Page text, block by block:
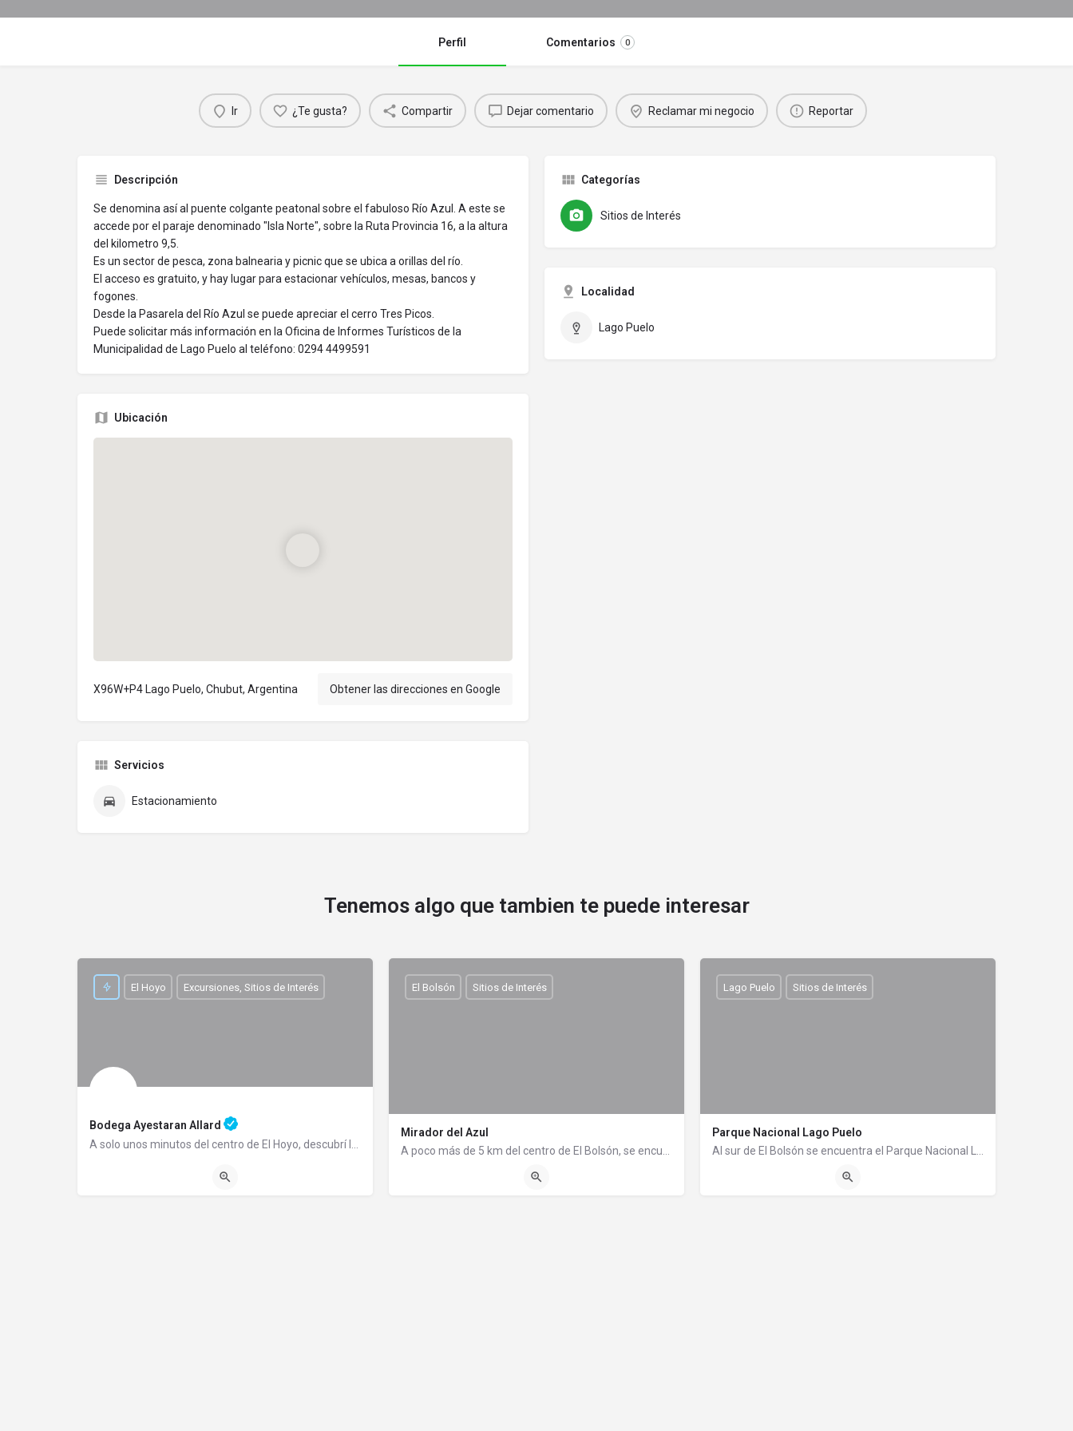
Perfil Comentarios 0
Ir ¿Te gusta? Compartir Dejar comentario Reclamar mi negocio Reportar
Descripción
Se denomina así al puente colgante peatonal sobre el fabuloso Río Azul. A este se
accede por el paraje denominado "Isla Norte", sobre la Ruta Provincia 16, a la altura
del kilometro 9,5.
Es un sector de pesca, zona balnearia y picnic que se ubica a orillas del río.
El acceso es gratuito, y hay lugar para estacionar vehículos, mesas, bancos y
fogones.
Desde la Pasarela del Río Azul se puede apreciar el cerro Tres Picos.
Puede solicitar más información en la Oficina de Informes Turísticos de la
Municipalidad de Lago Puelo al teléfono: 0294 4499591
Ubicación
X96W+P4 Lago Puelo, Chubut, Argentina Obtener las direcciones en Google
Servicios
Estacionamiento
Categorías
Sitios de Interés
Localidad
Lago Puelo
Tenemos algo que tambien te puede interesar
Bodega Ayestaran Allard
A solo unos minutos del centro de El Hoyo, descubrí la Bodega Ayestaran Allard, la más premiada de Chubut.…
El Hoyo Excursiones, Sitios de Interés
Mirador del Azul
A poco más de 5 km del centro de El Bolsón, se encuentra este punto panorámico desde donde se puede observar…
El Bolsón Sitios de Interés
Parque Nacional Lago Puelo
Al sur de El Bolsón se encuentra el Parque Nacional Lago Puelo. La llegada al lago es un espectáculo…
Parque Nacional Lago Puelo
Lago Puelo Sitios de Interés